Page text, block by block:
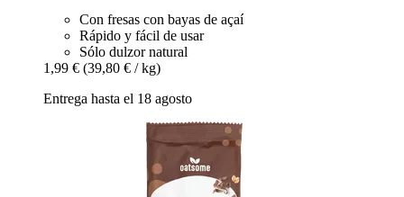
Con fresas con bayas de açaí
Rápido y fácil de usar
Sólo dulzor natural
1,99 € (39,80 € / kg)
Entrega hasta el 18 agosto